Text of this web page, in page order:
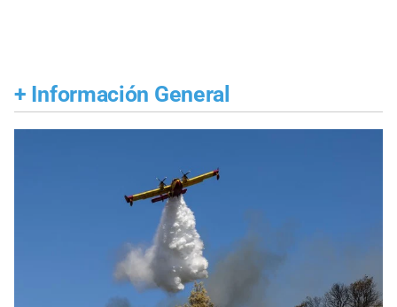
+ Información General